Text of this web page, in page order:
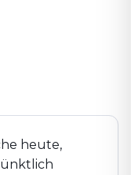
heute,